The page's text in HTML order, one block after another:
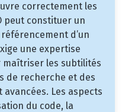
correctement les
peut constituer un
d’un
une expertise
les subtilités
de recherche et des
Les aspects
du code, la